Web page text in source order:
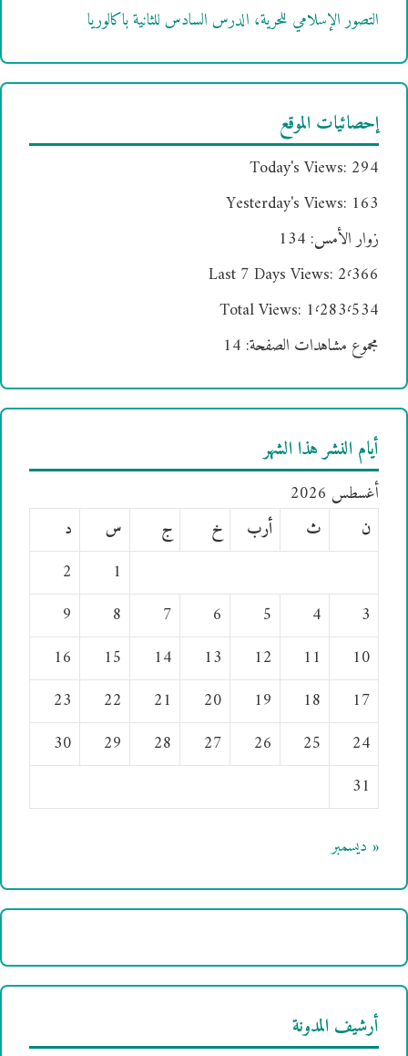
التصور الإسلامي للحرية، الدرس السادس للثانية باكالوريا
إحصائيات الموقع
Today's Views: 294
Yesterday's Views: 163
زوار الأمس: 134
Last 7 Days Views: 2٬366
Total Views: 1٬283٬534
مجموع مشاهدات الصفحة: 14
أيام النشر هذا الشهر
أغسطس 2026
ن
ث أرب خ ج س
د
1
2
3
4
5
6
7
8
9
10
11
12
13
14
15
16
17
18
19
20
21
22
23
24
25
26
27
28
29
30
31
« ديسمبر
أرشيف المدونة